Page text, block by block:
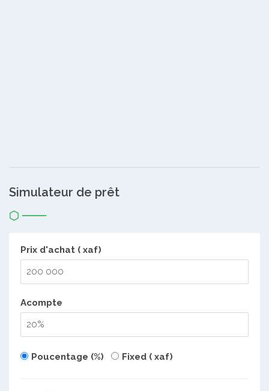
Simulateur de prêt
Prix d'achat ( xaf)
Acompte
Poucentage (%) Fixed ( xaf)